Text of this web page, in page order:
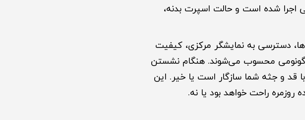
اجرا شده است و حالت اسپرت بدنه،
دسترسی به نمایشگر مرکزی، کیفیت
محسوب می‌شوند. هنگام نشستن
قد و جثه شما سازگار است یا خیر. این
راحت خواهد بود یا نه.